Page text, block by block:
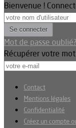
Bienvenue !
Mot de passe oublié?
Récupérer votre
Contact
Mentions légales
Confidentialité
Créez un compte